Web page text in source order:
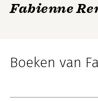
Fabienne
Boeken van